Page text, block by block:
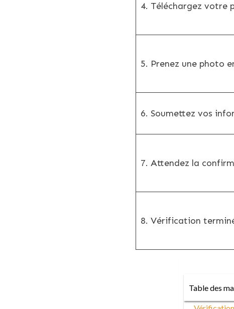
4. Téléchargez votre
5. Prenez une photo
6. Soumettez vos
7. Attendez la
8. Vérification
Table des